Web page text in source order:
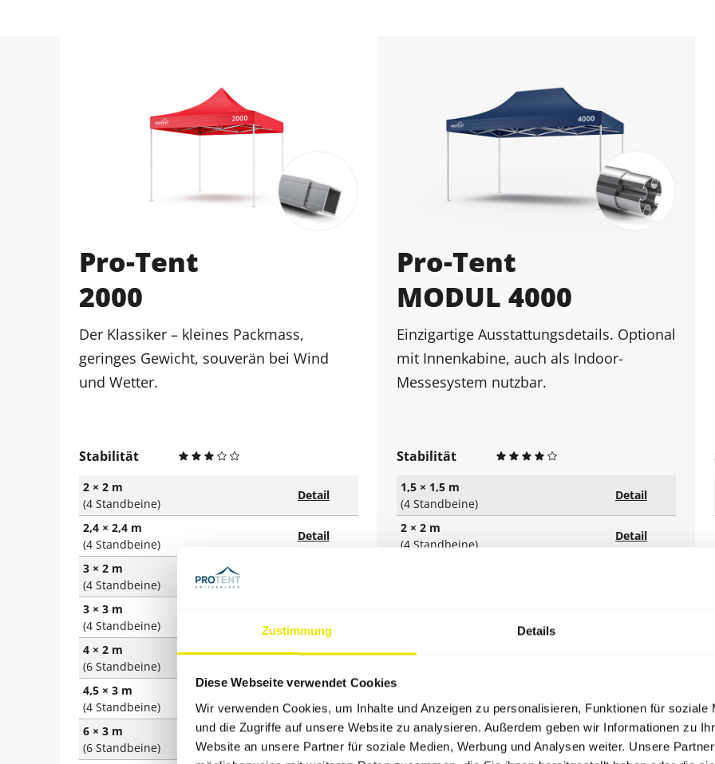
Zustimmung Details
Diese Webseite verwendet Cookies
Wir verwenden Cookies, um Inhalte und Anzeigen zu personalisieren, Funktionen für soziale
und die Zugriffe auf unsere Website zu analysieren. Außerdem geben wir Informationen zu
Website an unsere Partner für soziale Medien, Werbung und Analysen weiter. Unsere
Pro-Tent
2000
Der Klassiker – kleines Packmass,
geringes Gewicht, souverän bei Wind
und Wetter.
Stabilität
2 × 2 m
(4 Standbeine)
Detail
2,4 × 2,4 m
(4 Standbeine)
Detail
3 × 2 m
(4 Standbeine)
3 × 3 m
(4 Standbeine)
4 × 2 m
(6 Standbeine)
Detail
4,5 × 3 m
(4 Standbeine)
6 × 3 m
(6 Standbeine)
Detail
Pro-Tent
MODUL 4000
Einzigartige Ausstattungsdetails. Optional
mit Innenkabine, auch als Indoor-
Messesystem nutzbar.
Stabilität
1,5 × 1,5 m
(4 Standbeine)
Detail
2 × 2 m
(4 Standbeine)
Detail
3 × 3 m
(6 Standbeine)
4,5 × 3 m
(4 Standbeine)
Detail